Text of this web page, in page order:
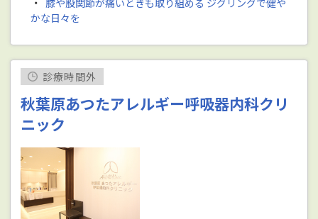
かな日々を
診療時間外
秋葉原あつたアレルギー呼吸器内科クリ
ニック